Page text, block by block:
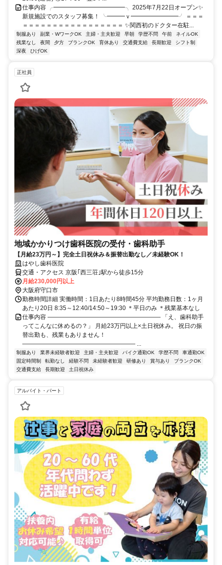
仕事内容 ╭━━━━━━━━━━━━╮ 2025年7月22日オープン✨
新規施設でのスタッフ募集！ ╰━━━ｖ━━━━━━━━╯ ＝＝＝
＝＝＝＝＝＝＝＝＝＝＝＝＝＝＝＝＝ ✨関西初のドクター在駐...
制服あり 副業・WワークOK 主婦・主夫歓迎 早朝 学歴不問 午前
ネイルOK
残業なし
夜間 夕方 ブランクOK 育休あり 交通費支給 長期歓迎
シフト制
深夜
ひげOK
正社員
地域かかりつけ歯科医院の受付・歯科助手
【月給23万円～】完全土日祝休み＆振替出勤なし／未経験OK！
はやし歯科医院
交通・アクセス 京阪｢西三荘｣駅から徒歩15分
月給230,000円以上
大阪府守口市
勤務時間詳細 実働時間：1日あたり8時間45分 平均勤務日数：1ヶ月
あたり20日 8:35～12:40/14:50～19:30 ＊平日のみ ＊残業基本なし
仕事内容 ――――――――――――――――――― 「え、歯科助手
ってこんなに休めるの？」 月給23万円以上×土日祝休み。 祝日の振
替出勤も、残業もありません！
――――――――――――――――――― ...
制服あり 業界未経験者歓迎 主婦・主夫歓迎 バイク通勤OK 学歴不問
車通勤OK
固定時間制
転勤なし 経験不問 未経験者歓迎 研修あり 賞与あり
ブランクOK
交通費支給
長期歓迎 土日祝休み
アルバイト・パート